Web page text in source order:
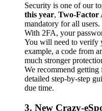
Security is one of our
this year, Two-Factor
mandatory for all users.
With 2FA, your
You will need to verify
example, a code from
much stronger
We recommend
detailed step-by-step
due time.
3. New Crazy-